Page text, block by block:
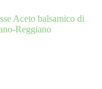
Aceto balsamico di
Reggiano